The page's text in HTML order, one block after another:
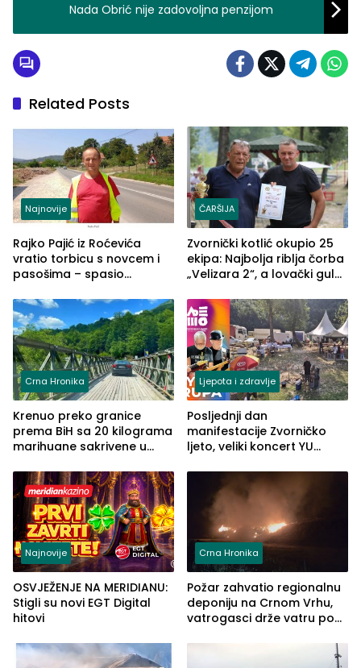
Nada Obrić nije zadovoljna penzijom
Related Posts
Najnovije
Rajko Pajić iz Roćevića
vratio torbicu s novcem i
pasošima – spasio
Grčkoj
ČARŠIJA
Zvornički kotlić okupio 25
ekipa: Najbolja riblja čorba
„Velizara 2“, a lovački gulaš
Crna Hronika
Krenuo preko granice
prema BiH sa 20 kilograma
marihuane sakrivene u
Ljepota i zdravlje
Posljednji dan
manifestacije Zvorničko
ljeto, veliki koncert YU
ove godine
Najnovije
OSVJEŽENJE NA MERIDIANU:
Stigli su novi EGT Digital
hitovi
Crna Hronika
Požar zahvatio regionalnu
deponiju na Crnom Vrhu,
vatrogasci drže vatru pod